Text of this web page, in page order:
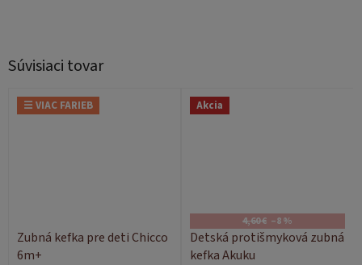
Súvisiaci tovar
☰ VIAC FARIEB
Zubná kefka pre deti Chicco
6m+
Akcia
4,60 € –8 %
Detská protišmyková zubná
kefka Akuku